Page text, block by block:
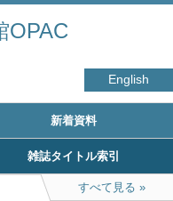
OPAC
English
新着資料
雑誌タイトル索引
すべて見る